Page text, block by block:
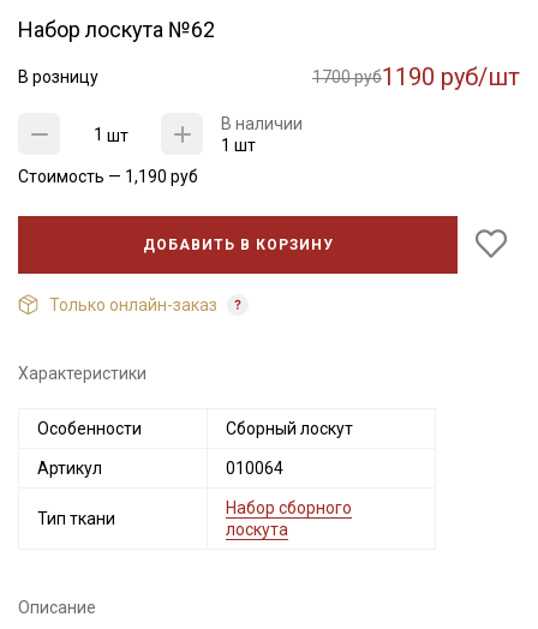
Набор лоскута №62
В розницу 1700 руб1190 руб/шт
шт
В наличии
1 шт
Стоимость — 1,190 руб
ДОБАВИТЬ В КОРЗИНУ
Только онлайн-заказ
Характеристики
Особенности Сборный лоскут
Артикул 010064
Тип ткани
Набор сборного
лоскута
Описание
промокоды и скидки до 30% на узкие
категории тканей